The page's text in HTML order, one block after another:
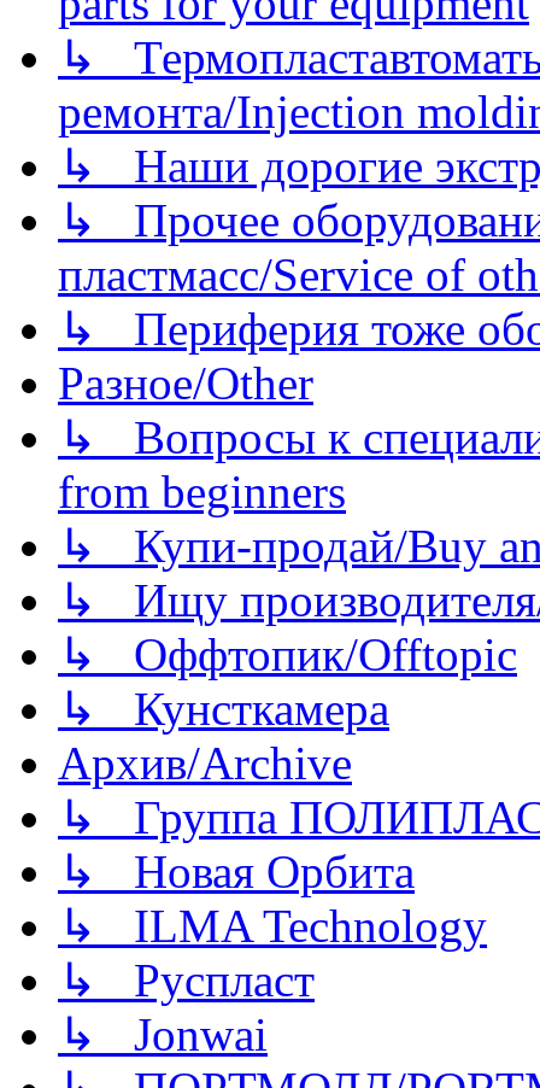
↳
ремонта/Injection
↳ Наши дорогие
↳ Прочее
пластмасс/Service of
↳ Периферия тоже
Разное/Other
↳ Вопросы к
from beginners
↳ Купи-продай/Buy
↳ Ищу
↳ Оффтопик/Offtopic
↳ Кунсткамера
Архив/Archive
↳ Группа
↳ Новая Орбита
↳ ILMA Technology
↳ Руспласт
↳ Jonwai